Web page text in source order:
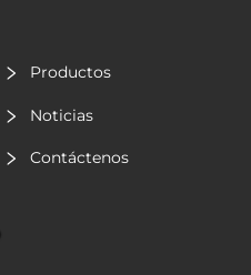
Productos
Noticias
Contáctenos